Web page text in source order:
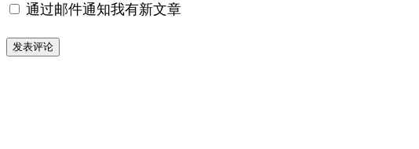
通过邮件通知我有新文章